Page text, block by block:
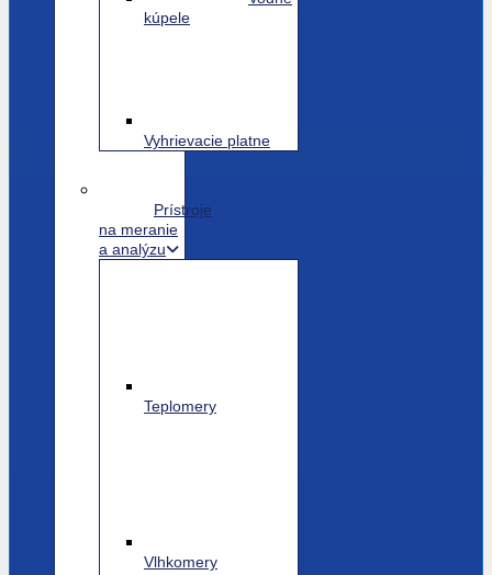
kúpele
Vyhrievacie platne
Prístroje
na meranie
a analýzu
Teplomery
Vlhkomery